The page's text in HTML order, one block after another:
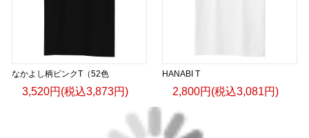
なかよし柄ピンクT（52色
3,520円(税込3,873円)
HANABI T
2,800円(税込3,081円)